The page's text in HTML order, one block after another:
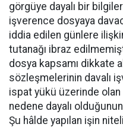
görgüye dayalı bir
işverence dosyaya
iddia edilen günlere
tutanağı ibraz
dosya kapsamı dikkate
sözleşmelerinin davalı
ispat yükü üzerinde
nedene dayalı olduğunun
Şu hâlde yapılan işin